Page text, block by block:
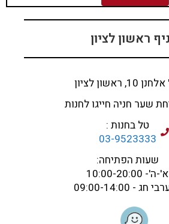
ראשון לציון
10, ראשון לציון
שער חניה חייגו לחנות
טל בחנות :
03-9523333
שעות הפתיחה:
א'-ה'- 10:00-20:00
חג - 09:00-14:00